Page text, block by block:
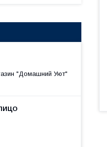
"Домашний Уют"